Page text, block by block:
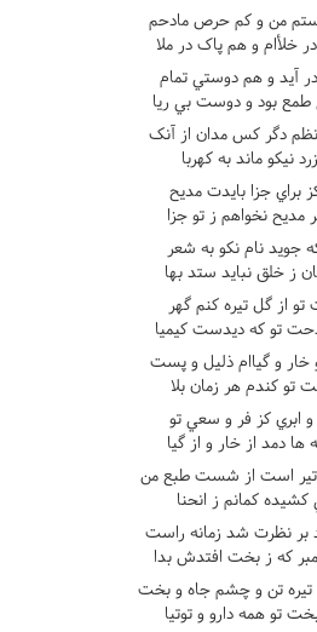
من و کم حرص مادحم
خلأام و هم پاک در ملا
آيد و هم دوستي تمام
طمع بود و دوست بي ريا
دگر کس مدان از آنک
نيکو ماند به کهربا
براي جزا بايدت مديح
مديح نخواهم ز تو جزا
جويد نام نکو به شعر
ز خلق نبايد ستد بها
از گل تيره کنم گهر
تو که ديدست کيميا
خار و گياام ذليل و پست
تو کندم هر زمان بلا
و ابري کز فر و سعي تو
ها دمد از خار و از گيا
تير است از شست طبع من
کشيده کمانم ز انحنا
بر نظرت شد زمانه راست
که ز بخت افتدش بدا
تن و چشم جاه و بخت
تو همه دارو و توتيا